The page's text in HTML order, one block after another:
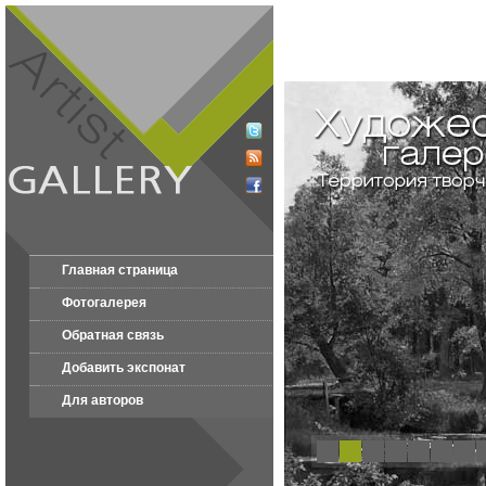
Главная страница
Фотогалерея
Обратная связь
Добавить экспонат
Для авторов